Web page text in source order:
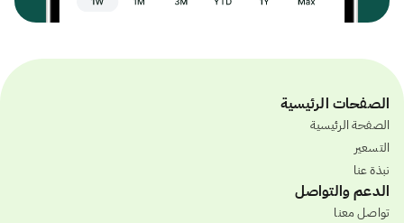
الصفحات الرئيسية
الصفحة الرئيسية
التسعير
نبذة عنا
الدعم والتواصل
تواصل معنا